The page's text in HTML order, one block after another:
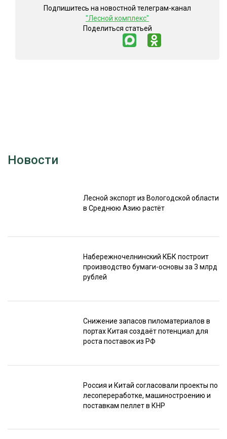
Подпишитесь на новостной телеграм-канал
"Лесной комплекс"
Поделиться статьей
Новости
Лесной экспорт из Вологодской области
в Среднюю Азию растёт
Набережночелнинский КБК построит
производство бумаги-основы за 3 млрд
рублей
Снижение запасов пиломатериалов в
портах Китая создаёт потенциал для
роста поставок из РФ
Россия и Китай согласовали проекты по
лесопереработке, машиностроению и
поставкам пеллет в КНР